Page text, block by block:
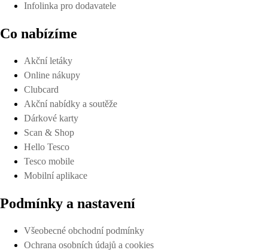
Infolinka pro dodavatele
Co nabízíme
Akční letáky
Online nákupy
Clubcard
Akční nabídky a soutěže
Dárkové karty
Scan & Shop
Hello Tesco
Tesco mobile
Mobilní aplikace
Podmínky a nastavení
Všeobecné obchodní podmínky
Ochrana osobních údajů a cookies